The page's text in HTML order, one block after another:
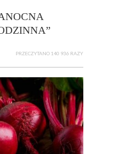
PRZECZYTANO 140 936 RAZY